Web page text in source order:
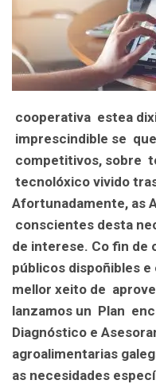
cooperativa estea
imprescindible se
competitivos, sobre
tecnolóxico vivido
Afortunadamente, as
conscientes desta
de interese. Co fin de
públicos dispoñibles
mellor xeito de
lanzamos un Plan
Diagnóstico e
agroalimentarias
as necesidades